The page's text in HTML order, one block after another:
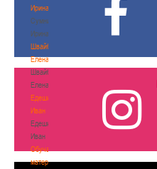
Ирина
Сумникова
Ирина
Швайбович
Елена
Швайбович
Елена
Едешко
Иван
Едешко
Иван
Обучающие
материалы